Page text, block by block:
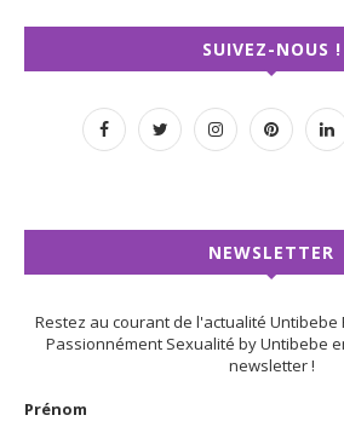
SUIVEZ-NOUS !
NEWSLETTER
Restez au courant de l'actualité Untibebe
Passionnément Sexualité by Untibebe
newsletter !
Prénom